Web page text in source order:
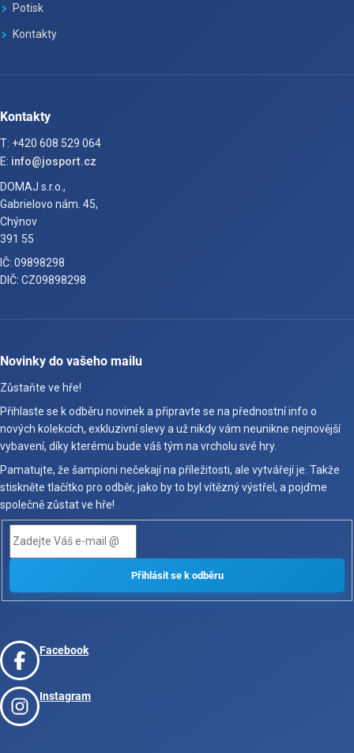
Potisk
Kontakty
Kontakty
T: +420 608 529 064
E: info@josport.cz
DOMAJ s.r.o.,
Gabrielovo nám. 45,
Chýnov
391 55
IČ: 09898298
DIČ: CZ09898298
Novinky do vašeho mailu
Zůstaňte ve hře!
Přihlaste se k odběru novinek a připravte se na přednostní info o
nových kolekcích, exkluzivní slevy a už nikdy vám neunikne nejnovější
vybavení, díky kterému bude váš tým na vrcholu své hry.
Pamatujte, že šampioni nečekají na příležitosti, ale vytvářejí je. Takže
stiskněte tlačítko pro odběr, jako by to byl vítězný výstřel, a pojďme
společně zůstat ve hře!
Facebook
Instagram